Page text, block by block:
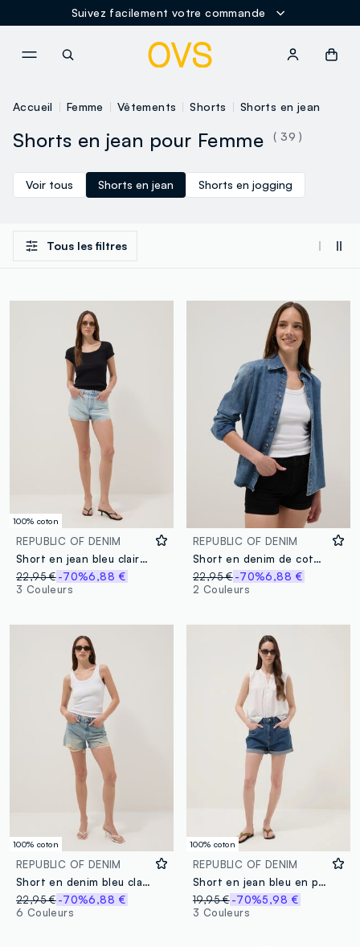
Suivez facilement votre commande
Accueil Femme Vêtements Shorts Shorts en jean
Shorts en jean pour Femme ( 39 )
Voir tous Shorts en jean Shorts en jogging
Tous les filtres
100% coton
REPUBLIC OF DENIM
Short en jean bleu clair 100 % coton
22,95 €-70%6,88 €
3 Couleurs
REPUBLIC OF DENIM
Short en denim de coton stretch noir
22,95 € -70%6,88 €
2 Couleurs
100% coton
REPUBLIC OF DENIM
Short en denim bleu clair 100 % coton avec ourlets effilochés
22,95 €-70%6,88 €
6 Couleurs
100% coton
REPUBLIC OF DENIM
Short en jean bleu en pur coton
19,95 € -70%5,98 €
3 Couleurs